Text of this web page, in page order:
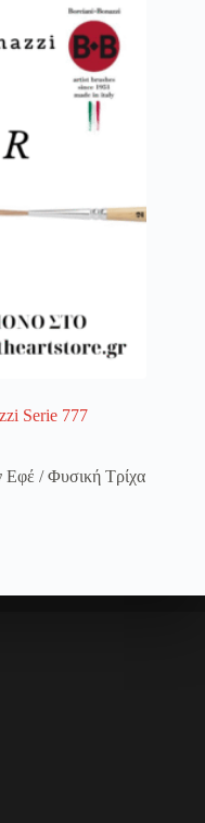
στο
πολιτική απορρήτου
Serie 777
Εφέ / Φυσική Τρίχα